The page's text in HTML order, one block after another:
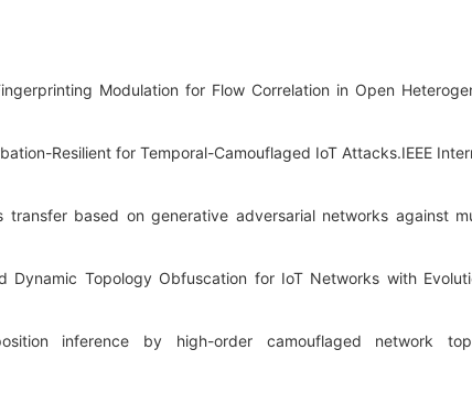
Modulation for Flow Correlation in Open
Resilient for Temporal-Camouflaged IoT Attacks.IEEE
transfer based on generative adversarial networks against
Dynamic Topology Obfuscation for IoT Networks with
inference by high-order camouflaged network